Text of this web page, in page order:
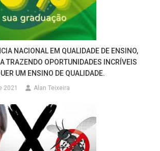
NACIONAL EM QUALIDADE DE ENSINO,
TRAZENDO OPORTUNIDADES INCRÍVEIS
UM ENSINO DE QUALIDADE.
2021 Alan Teixeira